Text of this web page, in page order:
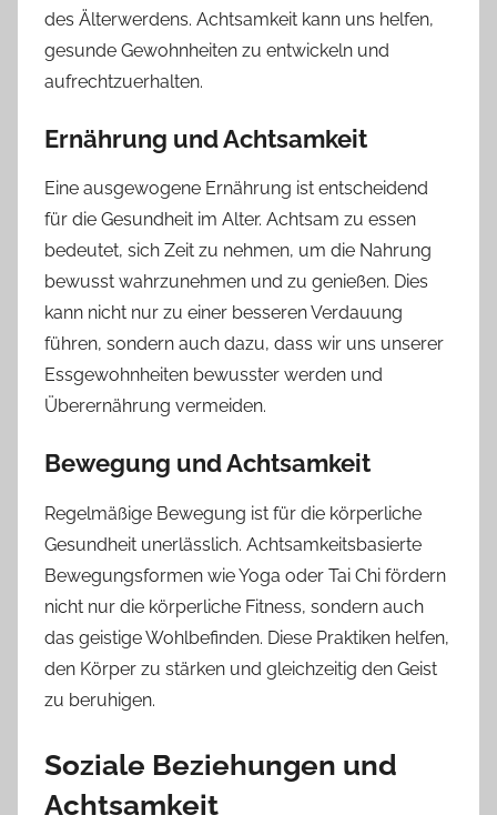
des Älterwerdens. Achtsamkeit kann uns helfen,
gesunde Gewohnheiten zu entwickeln und
aufrechtzuerhalten.
Ernährung und Achtsamkeit
Eine ausgewogene Ernährung ist entscheidend
für die Gesundheit im Alter. Achtsam zu essen
bedeutet, sich Zeit zu nehmen, um die Nahrung
bewusst wahrzunehmen und zu genießen. Dies
kann nicht nur zu einer besseren Verdauung
führen, sondern auch dazu, dass wir uns unserer
Essgewohnheiten bewusster werden und
Überernährung vermeiden.
Bewegung und Achtsamkeit
Regelmäßige Bewegung ist für die körperliche
Gesundheit unerlässlich. Achtsamkeitsbasierte
Bewegungsformen wie Yoga oder Tai Chi fördern
nicht nur die körperliche Fitness, sondern auch
das geistige Wohlbefinden. Diese Praktiken helfen,
den Körper zu stärken und gleichzeitig den Geist
zu beruhigen.
Soziale Beziehungen und
Achtsamkeit